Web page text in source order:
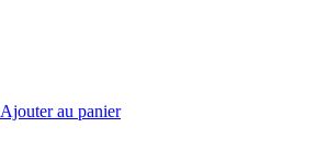
Ajouter au panier